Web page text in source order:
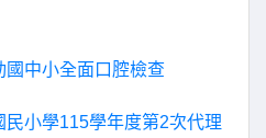
國中小全面口腔檢查
小學115學年度第2次代理